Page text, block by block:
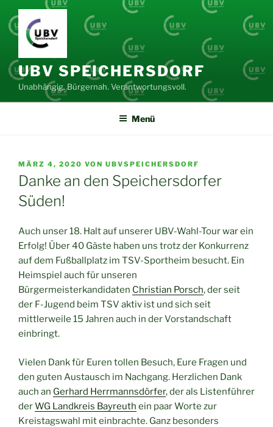
Zum
Inhalt
springen
UBV SPEICHERSDORF
Unabhängig. Bürgernah. Verantwortungsvoll.
Menü
VERÖFFENTLICHT
AM
MÄRZ 4, 2020 VON UBVSPEICHERSDORF
Danke an den Speichersdorfer
Süden!
Auch unser 18. Halt auf unserer UBV-Wahl-Tour war ein
Erfolg! Über 40 Gäste haben uns trotz der Konkurrenz
auf dem Fußballplatz im TSV-Sportheim besucht. Ein
Heimspiel auch für unseren
Bürgermeisterkandidaten Christian Porsch, der seit
der F-Jugend beim TSV aktiv ist und sich seit
mittlerweile 15 Jahren auch in der Vorstandschaft
einbringt.
Vielen Dank für Euren tollen Besuch, Eure Fragen und
den guten Austausch im Nachgang. Herzlichen Dank
auch an Gerhard Herrmannsdörfer, der als Listenführer
derWG Landkreis Bayreuth ein paar Worte zur
Kreistagswahl mit einbrachte. Ganz besonders